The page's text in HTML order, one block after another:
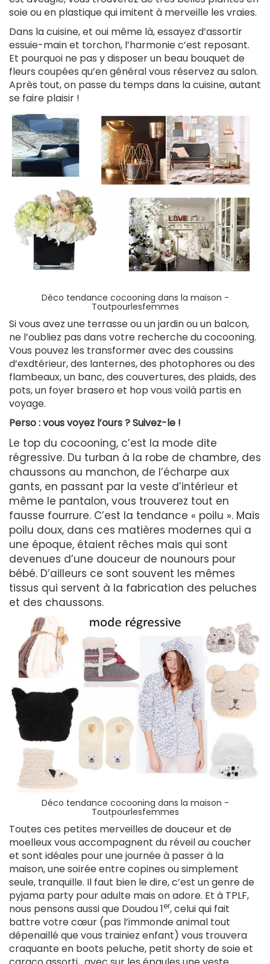
soie ou en plastique qui imitent à merveille les vraies.
Dans la cuisine, et oui même là, essayez d’assortir
essuie-main et torchon, l’harmonie c’est reposant.
Et pourquoi ne pas y disposer un beau bouquet de
fleurs coupées qu’en général vous réservez au salon.
Après tout, on passe du temps dans la cuisine, autant
se faire plaisir !
Déco tendance cocooning dans la maison -
Toutpourlesfemmes
Si vous avez une terrasse ou un jardin ou un balcon,
ne l’oubliez pas dans votre recherche du cocooning.
Vous pouvez les transformer avec des coussins
d’exdtérieur, des lanternes, des photophores ou des
flambeaux, un banc, des couvertures, des plaids, des
pots, un foyer brasero et hop vous voilà partis en
voyage.
Perso : vous voyez l’ours ? Suivez-le !
Le top du cocooning, c’est la mode dite
régressive. Du turban à la robe de chambre, des
chaussons au manchon, de l’écharpe aux
gants, en passant par la veste d’intérieur et
même le pantalon, vous trouverez tout en
fausse fourrure. C’est la tendance « poilu ». Mais
poilu doux, dans ces matières modernes qui a
une époque, étaient rêches mais qui sont
devenues d’une douceur de nounours pour
bébé. D’ailleurs ce sont souvent les mêmes
tissus qui servent à la fabrication des peluches
et des chaussons.
Déco tendance cocooning dans la maison -
Toutpourlesfemmes
Toutes ces petites merveilles de douceur et de
moelleux vous accompagnent du réveil au coucher
et sont idéales pour une journée à passer à la
maison, une soirée entre copines ou simplement
seule, tranquille. Il faut bien le dire, c’est un genre de
pyjama party pour adulte mais on adore. Et à TPLF,
nous pensons aussi que Doudou 1er, celui qui fait
battre votre cœur (pas l’immonde animal tout
dépenaillé que vous trainiez enfant) vous trouvera
craquante en boots peluche, petit shorty de soie et